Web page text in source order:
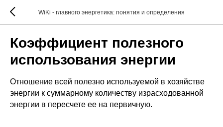
WiKi - главного энергетика: понятия и определения
Коэффициент полезного
использования энергии
Отношение всей полезно используемой в хозяйстве
энергии к суммарному количеству израсходованной
энергии в пересчете ее на первичную.